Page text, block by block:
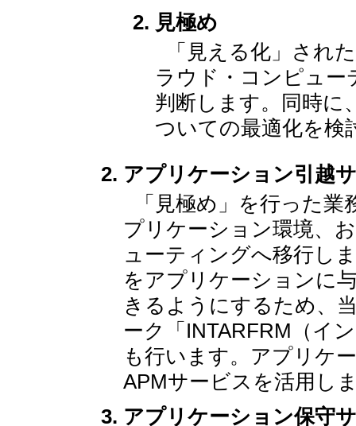
見極め
「見える化」され
ラウド・コンピュ
判断します。同時に
ついての最適化を検
アプリケーション引越
「見極め」を行った
プリケーション環境、
ューティングへ移行し
をアプリケーションに
きるようにするため、
ーク「INTARFRM（イ
も行います。アプリケ
APMサービスを活用し
アプリケーション保守